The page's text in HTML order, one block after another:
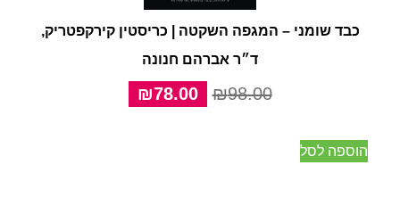
כבד שומני – המגפה השקטה | כריסטין קירקפטריק,
ד״ר אברהם חנונה
₪98.00
המחיר
המקורי
₪78.00
הנוכחי
הוספה לסל